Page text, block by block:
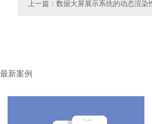
上一篇 ：数据大屏展示系统的动态渲染
最新案例